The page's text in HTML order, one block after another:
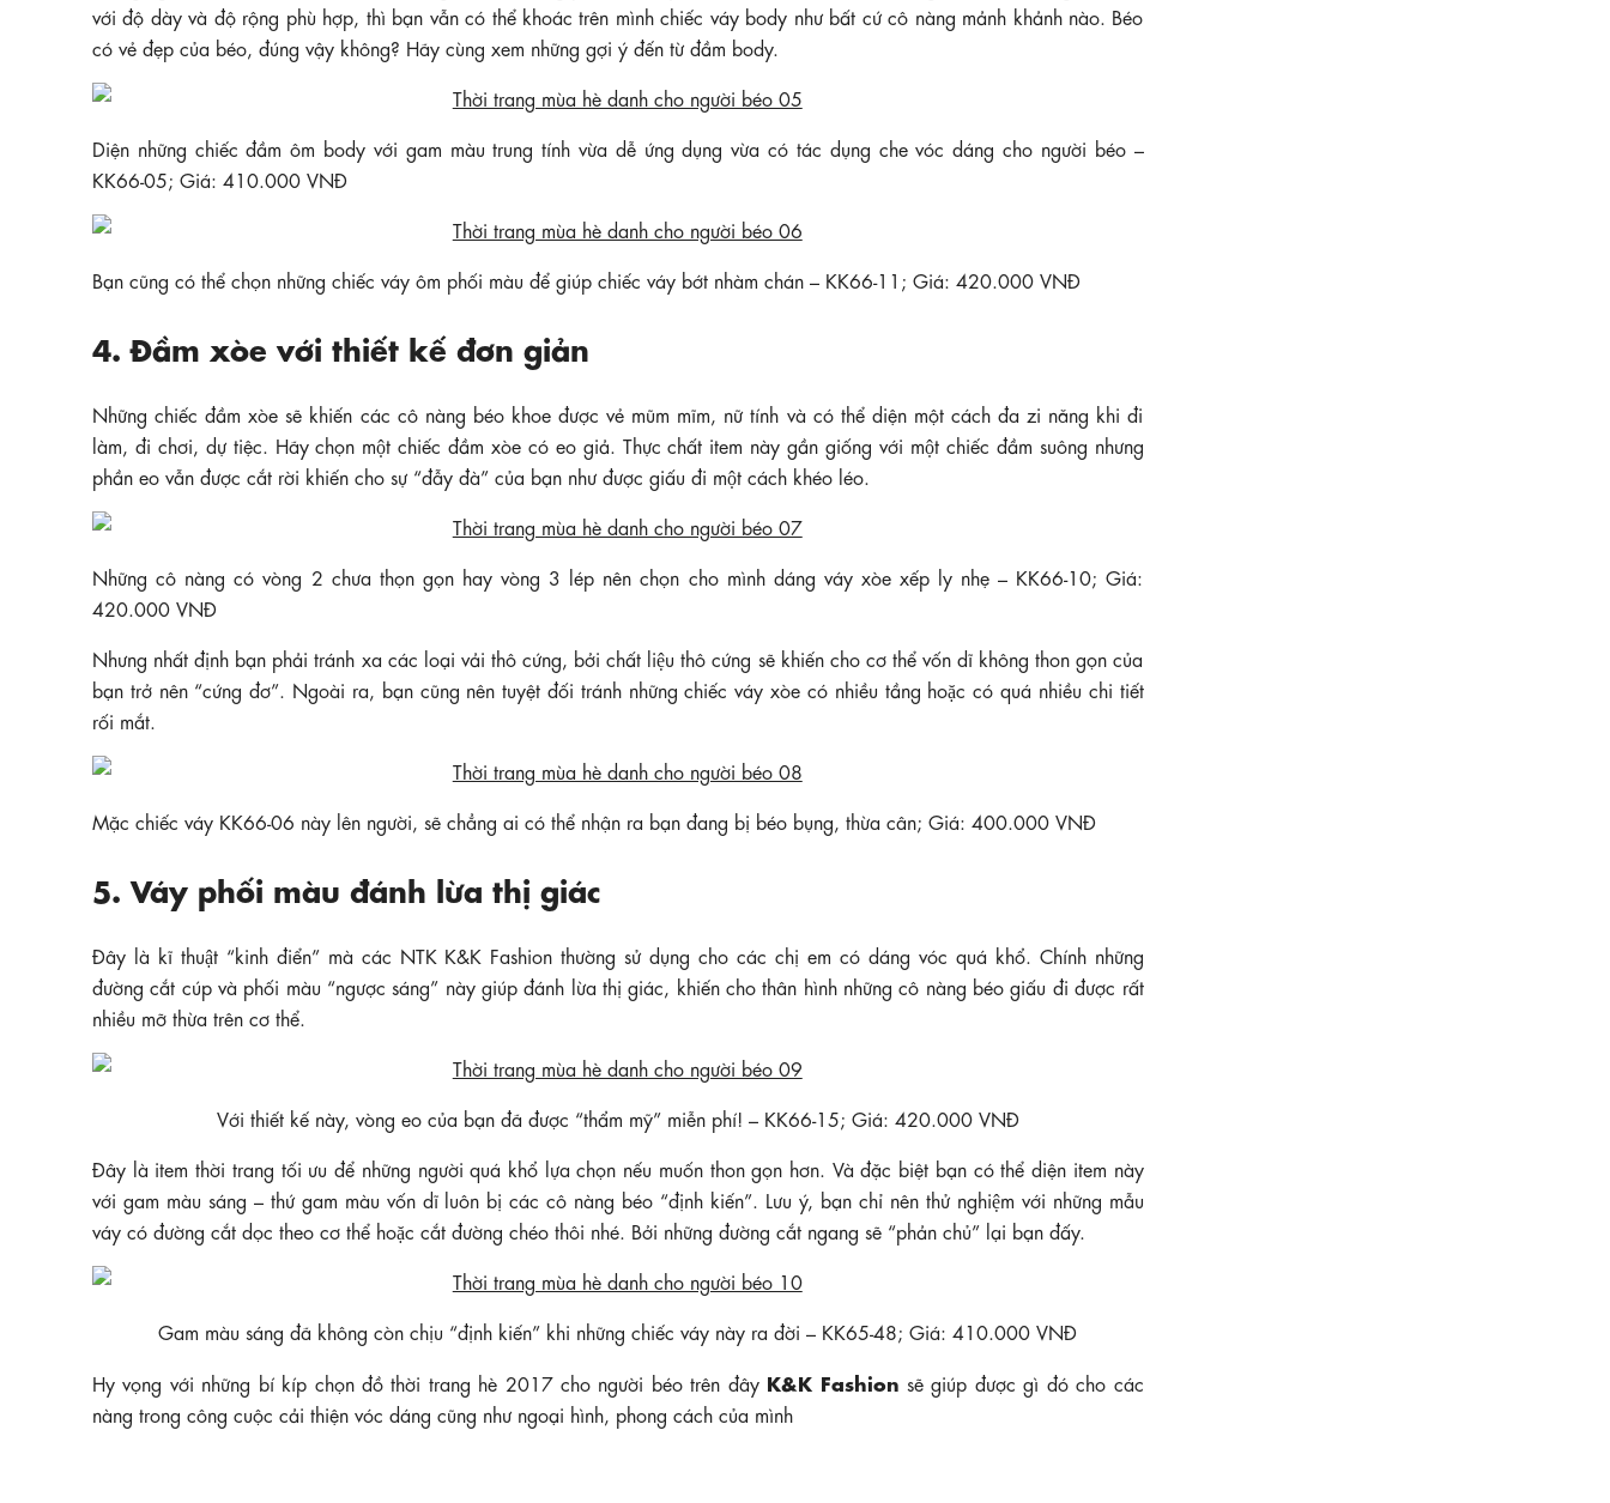
với độ dày và độ rộng phù hợp, thì bạn vẫn có thể khoác trên mình chiếc váy body như bất cứ cô nàng mảnh khảnh nào. Béo
có vẻ đẹp của béo, đúng vậy không? Hãy cùng xem những gợi ý đến từ đầm body.
Diện những chiếc đầm ôm body với gam màu trung tính vừa dễ ứng dụng vừa có tác dụng che vóc dáng cho người béo –
KK66-05; Giá: 410.000 VNĐ
Bạn cũng có thể chọn những chiếc váy ôm phối màu để giúp chiếc váy bớt nhàm chán – KK66-11; Giá: 420.000 VNĐ
4. Đầm xòe với thiết kế đơn giản
Những chiếc đầm xòe sẽ khiến các cô nàng béo khoe được vẻ mũm mĩm, nữ tính và có thể diện một cách đa zi năng khi đi
làm, đi chơi, dự tiệc. Hãy chọn một chiếc đầm xòe có eo giả. Thực chất item này gần giống với một chiếc đầm suông nhưng
phần eo vẫn được cắt rời khiến cho sự “đẫy đà” của bạn như được giấu đi một cách khéo léo.
Những cô nàng có vòng 2 chưa thọn gọn hay vòng 3 lép nên chọn cho mình dáng váy xòe xếp ly nhẹ – KK66-10; Giá:
420.000 VNĐ
Nhưng nhất định bạn phải tránh xa các loại vải thô cứng, bởi chất liệu thô cứng sẽ khiến cho cơ thể vốn dĩ không thon gọn của
bạn trở nên “cứng đơ”. Ngoài ra, bạn cũng nên tuyệt đối tránh những chiếc váy xòe có nhiều tầng hoặc có quá nhiều chi tiết
rối mắt.
Mặc chiếc váy KK66-06 này lên người, sẽ chẳng ai có thể nhận ra bạn đang bị béo bụng, thừa cân; Giá: 400.000 VNĐ
5. Váy phối màu đánh lừa thị giác
Đây là kĩ thuật “kinh điển” mà các NTK K&K Fashion thường sử dụng cho các chị em có dáng vóc quá khổ. Chính những
đường cắt cúp và phối màu “ngược sáng” này giúp đánh lừa thị giác, khiến cho thân hình những cô nàng béo giấu đi được rất
nhiều mỡ thừa trên cơ thể.
Với thiết kế này, vòng eo của bạn đã được “thẩm mỹ” miễn phí! – KK66-15; Giá: 420.000 VNĐ
Đây là item thời trang tối ưu để những người quá khổ lựa chọn nếu muốn thon gọn hơn. Và đặc biệt bạn có thể diện item này
với gam màu sáng – thứ gam màu vốn dĩ luôn bị các cô nàng béo “định kiến”. Lưu ý, bạn chỉ nên thử nghiệm với những mẫu
váy có đường cắt dọc theo cơ thể hoặc cắt đường chéo thôi nhé. Bởi những đường cắt ngang sẽ “phản chủ” lại bạn đấy.
Gam màu sáng đã không còn chịu “định kiến” khi những chiếc váy này ra đời – KK65-48; Giá: 410.000 VNĐ
Hy vọng với những bí kíp chọn đồ thời trang hè 2017 cho người béo trên đây K&K Fashion sẽ giúp được gì đó cho các
nàng trong công cuộc cải thiện vóc dáng cũng như ngoại hình, phong cách của mình